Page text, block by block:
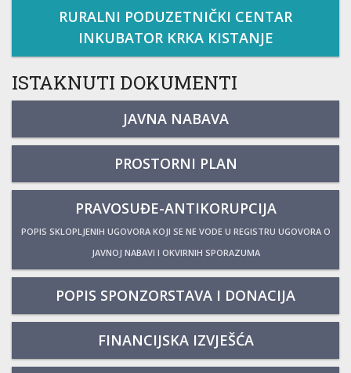
RURALNI PODUZETNIČKI CENTAR
INKUBATOR KRKA KISTANJE
ISTAKNUTI DOKUMENTI
JAVNA NABAVA
PROSTORNI PLAN
PRAVOSUĐE-ANTIKORUPCIJA
POPIS SKLOPLJENIH UGOVORA KOJI SE NE VODE U REGISTRU UGOVORA O
JAVNOJ NABAVI I OKVIRNIH SPORAZUMA
POPIS SPONZORSTAVA I DONACIJA
FINANCIJSKA IZVJEŠĆA